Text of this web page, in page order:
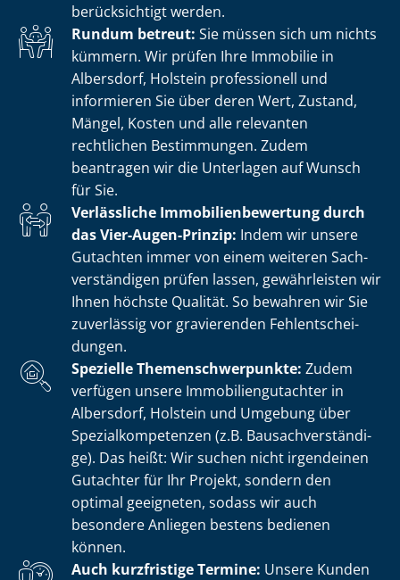
berücksichtigt werden.
Rundum betreut: Sie müssen sich um nichts
kümmern. Wir prüfen Ihre Immobilie in
Albersdorf, Holstein professionell und
informieren Sie über deren Wert, Zustand,
Mängel, Kosten und alle relevanten
rechtlichen Bestimmungen. Zudem
beantragen wir die Unterlagen auf Wunsch
für Sie.
Verlässliche Im­mo­bi­li­en­be­wer­tung durch
das Vier-Augen-Prinzip: Indem wir unsere
Gutachten immer von einem weiteren Sach­
ver­stän­di­gen prüfen lassen, gewährleisten wir
Ihnen höchste Qualität. So bewahren wir Sie
zuverlässig vor gravierenden Fehl­ent­schei­
dun­gen.
Spezielle The­men­schwer­punk­te: Zudem
verfügen unsere Im­mo­bi­li­en­gut­ach­ter in
Albersdorf, Holstein und Umgebung über
Spe­zi­al­kom­pe­ten­zen (z.B. Bau­sach­ver­stän­di­
ge). Das heißt: Wir suchen nicht irgendeinen
Gutachter für Ihr Projekt, sondern den
optimal geeigneten, sodass wir auch
besondere Anliegen bestens bedienen
können.
Auch kurzfristige Termine: Unsere Kunden